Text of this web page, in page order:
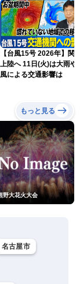
【台風15号 2026年】関
上陸へ 11日(火)は大雨や
風による交通影響は
もっと見る
野大花火大会
名古屋市